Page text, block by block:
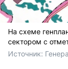
На схеме
сектором с
Источник: